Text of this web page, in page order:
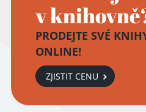
v
PRODEJTE SVÉ
ONLINE!
ZJISTIT CENU